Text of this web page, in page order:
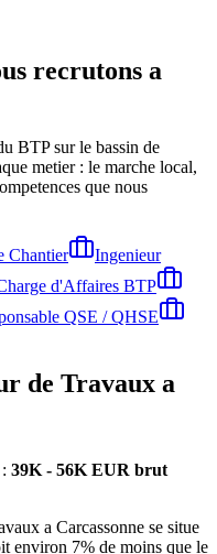
recrutons a
BTP sur le bassin de
metier : le marche local,
que nous
Chantier
Ingenieur
d'Affaires BTP
QSE / QHSE
de Travaux a
: 39K - 56K EUR brut
a Carcassonne se situe
environ 7% de moins que le